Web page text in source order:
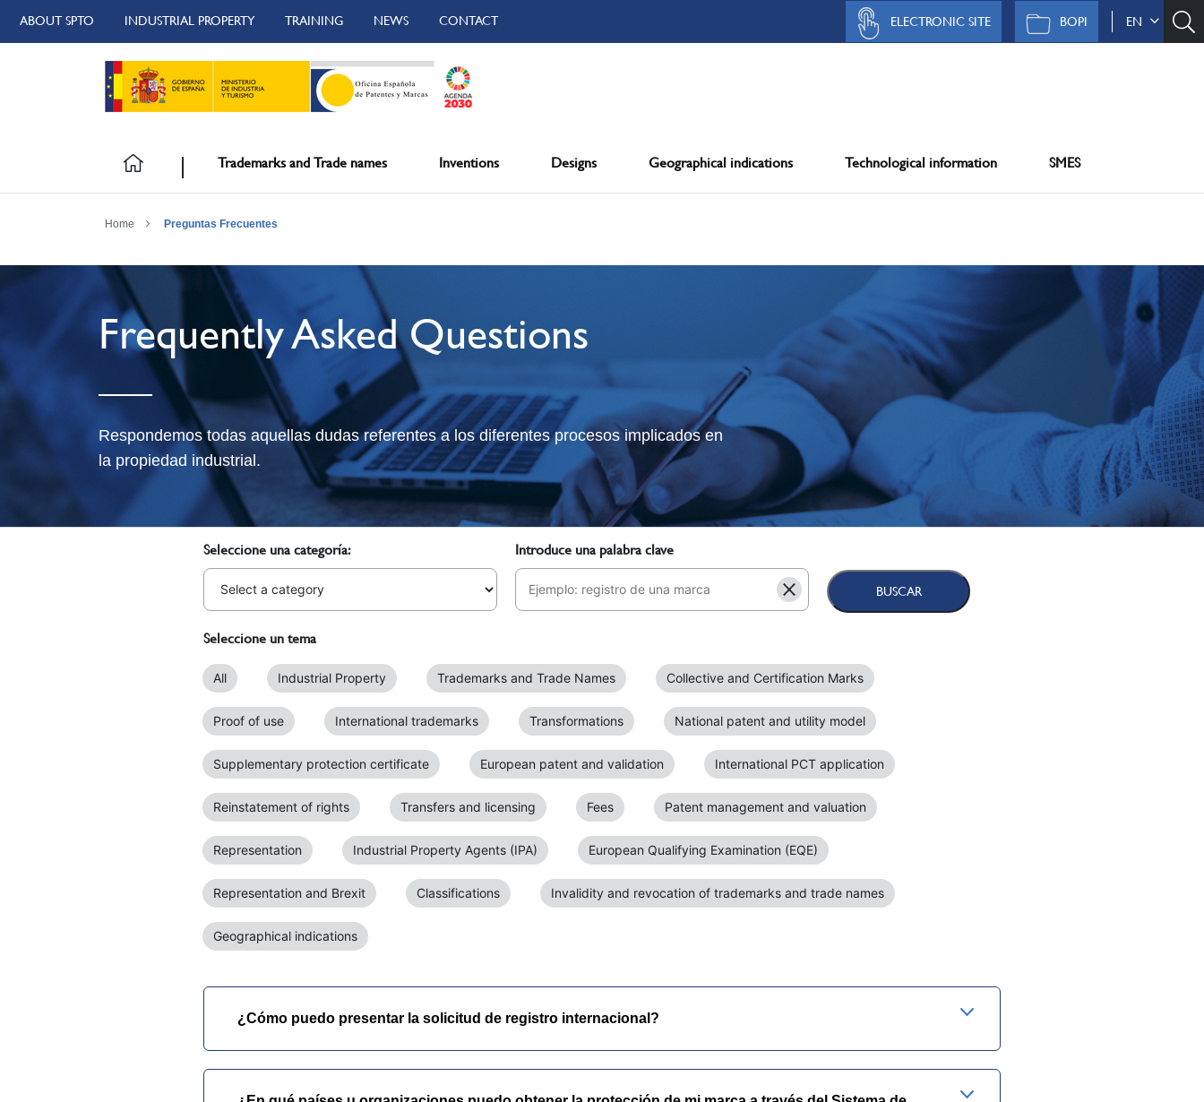
ABOUT SPTO INDUSTRIAL PROPERTY TRAINING NEWS CONTACT EN
BOPI
ELECTRONIC SITE
Trademarks and Trade names Inventions Designs Geographical indications Technological information SMES
Home Preguntas Frecuentes
Frequently Asked Questions
Respondemos todas aquellas dudas referentes a los diferentes procesos implicados en
la propiedad industrial.
Seleccione una categoría: Introduce una palabra clave
Seleccione un tema
All Industrial Property Trademarks and Trade Names Collective and Certification Marks
Proof of use International trademarks Transformations National patent and utility model
Supplementary protection certificate European patent and validation International PCT application
Reinstatement of rights Transfers and licensing Fees Patent management and valuation
Representation Industrial Property Agents (IPA) European Qualifying Examination (EQE)
Representation and Brexit Classifications Invalidity and revocation of trademarks and trade names
Geographical indications
¿Cómo puedo presentar la solicitud de registro internacional?